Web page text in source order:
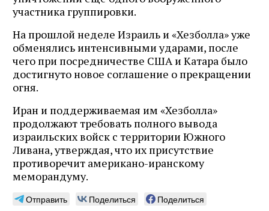
участника группировки.
На прошлой неделе Израиль и «Хезболла» уже
обменялись интенсивными ударами, после
чего при посредничестве США и Катара было
достигнуто новое соглашение о прекращении
огня.
Иран и поддерживаемая им «Хезболла»
продолжают требовать полного вывода
израильских войск с территории Южного
Ливана, утверждая, что их присутствие
противоречит американо-иранскому
меморандуму.
Отправить Поделиться
Поделиться